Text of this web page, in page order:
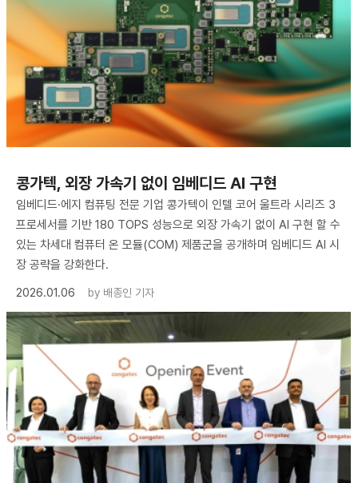
콩가텍, 외장 가속기 없이 임베디드 AI 구현
임베디드·에지 컴퓨팅 전문 기업 콩가텍이 인텔 코어 울트라 시리즈 3
프로세서를 기반 180 TOPS 성능으로 외장 가속기 없이 AI 구현 할 수
있는 차세대 컴퓨터 온 모듈(COM) 제품군을 공개하며 임베디드 AI 시
장 공략을 강화한다.
2026.01.06
by 배종인 기자